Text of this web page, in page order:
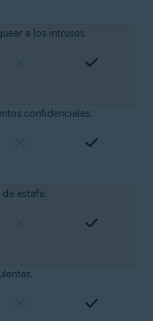
a los intrusos.
confidenciales.
estafa.